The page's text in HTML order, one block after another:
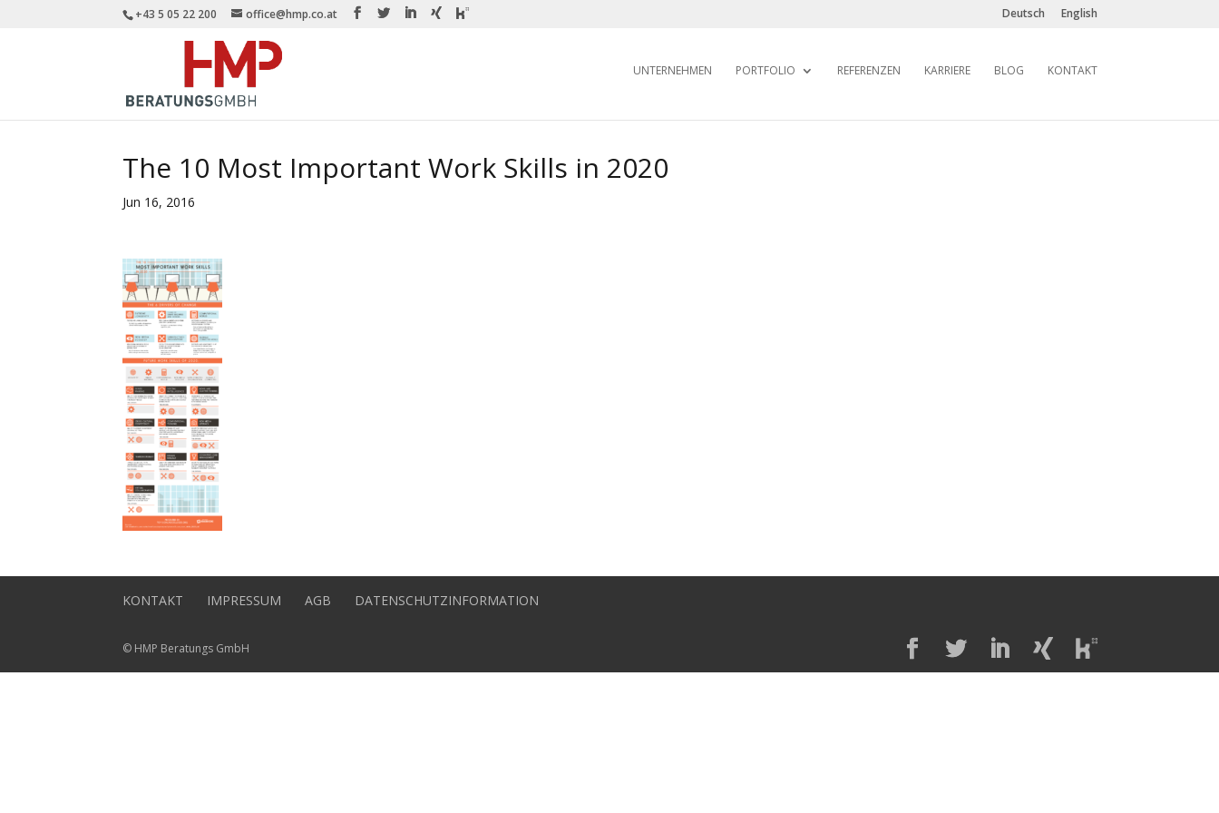
+43 5 05 22 200 office@hmp.co.at Deutsch English
UNTERNEHMEN PORTFOLIO REFERENZEN KARRIERE BLOG KONTAKT
The 10 Most Important Work Skills in 2020
Jun 16, 2016
KONTAKT IMPRESSUM AGB DATENSCHUTZINFORMATION
© HMP Beratungs GmbH